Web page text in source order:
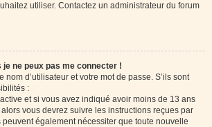
utiliser. Contactez un administrateur du forum
ne peux pas me connecter !
nom d’utilisateur et votre mot de passe. S’ils sont
:
et si vous avez indiqué avoir moins de 13 ans
alors vous devrez suivre les instructions reçues par
également nécessiter que toute nouvelle